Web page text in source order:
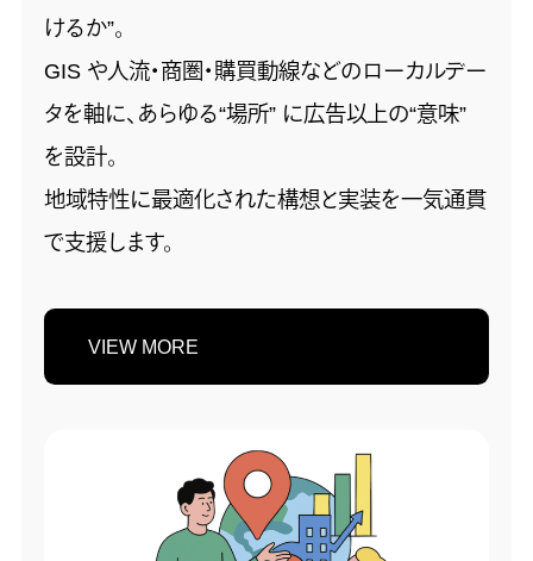
けるか”。
GIS や人流・商圏・購買動線などのローカルデー
タを軸に、あらゆる“場所” に広告以上の“意味”
を設計。
地域特性に最適化された構想と実装を一気通貫
で支援します。
VIEW MORE